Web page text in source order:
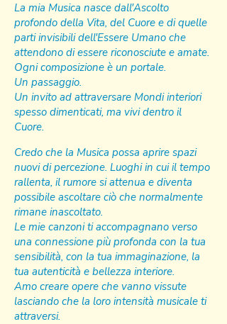
La mia Musica nasce dall'Ascolto
profondo della Vita, del Cuore e di quelle
parti invisibili dell'Essere Umano che
attendono di essere riconosciute e amate.
Ogni composizione è un portale.
Un passaggio.
Un invito ad attraversare Mondi interiori
spesso dimenticati, ma vivi dentro il
Cuore.
Credo che la Musica possa aprire spazi
nuovi di percezione. Luoghi in cui il tempo
rallenta, il rumore si attenua e diventa
possibile ascoltare ciò che normalmente
rimane inascoltato.
Le mie canzoni ti accompagnano verso
una connessione più profonda con la tua
sensibilità, con la tua immaginazione, la
tua autenticità e bellezza interiore.
Amo creare opere che vanno vissute
lasciando che la loro intensità musicale ti
attraversi.